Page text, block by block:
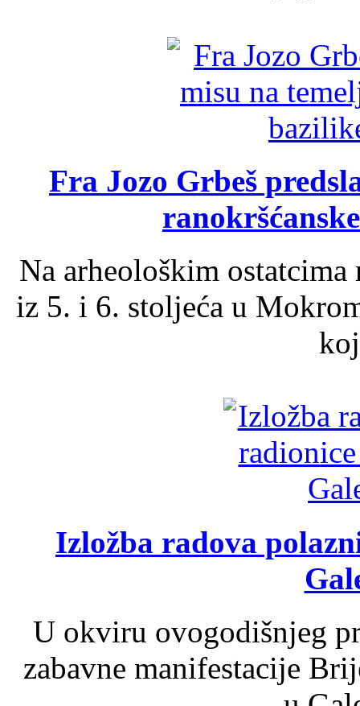
Fra Jozo Grbeš
Na arheološkim
iz 5. i 6. stoljeća u
Izložba radova
U okviru ovogodišnjeg
zabavne manifestacije